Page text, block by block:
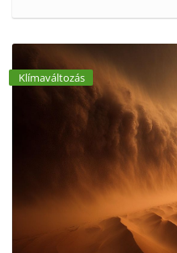
Klímaváltozás